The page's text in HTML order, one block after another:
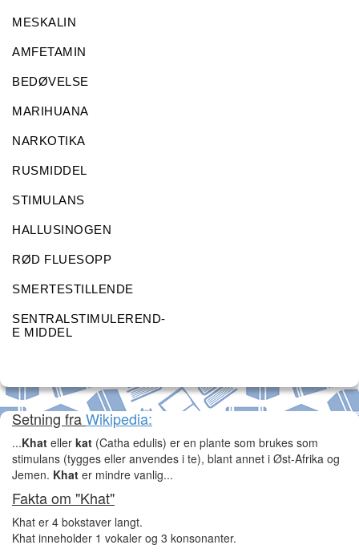
MESKALIN
AMFETAMIN
BEDØVELSE
MARIHUANA
NARKOTIKA
RUSMIDDEL
STIMULANS
HALLUSINOGEN
RØD FLUESOPP
SMERTESTILLENDE
SENTRALSTIMULEREND-
E MIDDEL
Setning fraWikipedia:
...Khat eller kat (Catha edulis) er en plante som brukes som
stimulans (tygges eller anvendes i te), blant annet i Øst-Afrika og
Jemen. Khat er mindre vanlig...
Fakta om "Khat"
Khat er 4 bokstaver langt.
Khat inneholder 1 vokaler og 3 konsonanter.